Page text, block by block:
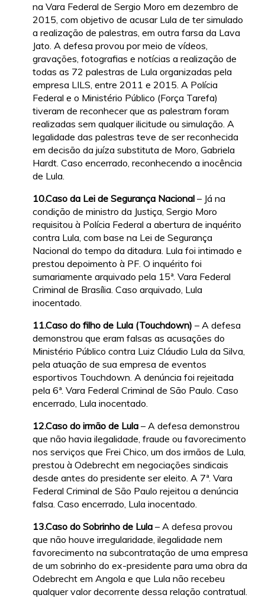
na Vara Federal de Sergio Moro em dezembro de
2015, com objetivo de acusar Lula de ter simulado
a realização de palestras, em outra farsa da Lava
Jato. A defesa provou por meio de vídeos,
gravações, fotografias e notícias a realização de
todas as 72 palestras de Lula organizadas pela
empresa LILS, entre 2011 e 2015. A Polícia
Federal e o Ministério Público (Força Tarefa)
tiveram de reconhecer que as palestram foram
realizadas sem qualquer ilicitude ou simulação. A
legalidade das palestras teve de ser reconhecida
em decisão da juíza substituta de Moro, Gabriela
Hardt. Caso encerrado, reconhecendo a inocência
de Lula.
10.Caso da Lei de Segurança Nacional – Já na
condição de ministro da Justiça, Sergio Moro
requisitou à Polícia Federal a abertura de inquérito
contra Lula, com base na Lei de Segurança
Nacional do tempo da ditadura. Lula foi intimado e
prestou depoimento à PF. O inquérito foi
sumariamente arquivado pela 15ª. Vara Federal
Criminal de Brasília. Caso arquivado, Lula
inocentado.
11.Caso do filho de Lula (Touchdown) – A defesa
demonstrou que eram falsas as acusações do
Ministério Público contra Luiz Cláudio Lula da Silva,
pela atuação de sua empresa de eventos
esportivos Touchdown. A denúncia foi rejeitada
pela 6ª. Vara Federal Criminal de São Paulo. Caso
encerrado, Lula inocentado.
12.Caso do irmão de Lula – A defesa demonstrou
que não havia ilegalidade, fraude ou favorecimento
nos serviços que Frei Chico, um dos irmãos de Lula,
prestou à Odebrecht em negociações sindicais
desde antes do presidente ser eleito. A 7ª. Vara
Federal Criminal de São Paulo rejeitou a denúncia
falsa. Caso encerrado, Lula inocentado.
13.Caso do Sobrinho de Lula – A defesa provou
que não houve irregularidade, ilegalidade nem
favorecimento na subcontratação de uma empresa
de um sobrinho do ex-presidente para uma obra da
Odebrecht em Angola e que Lula não recebeu
qualquer valor decorrente dessa relação contratual.